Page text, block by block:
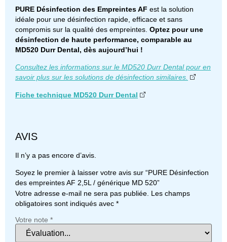
PURE Désinfection des Empreintes AF est la solution
idéale pour une désinfection rapide, efficace et sans
compromis sur la qualité des empreintes. Optez pour une
désinfection de haute performance, comparable au
MD520 Durr Dental, dès aujourd’hui !
Consultez les informations sur le MD520 Durr Dental pour en
savoir plus sur les solutions de désinfection similaires.
Fiche technique MD520 Durr Dental
AVIS
Il n’y a pas encore d’avis.
Soyez le premier à laisser votre avis sur “PURE Désinfection
des empreintes AF 2,5L / générique MD 520”
Votre adresse e-mail ne sera pas publiée. Les champs
obligatoires sont indiqués avec *
Votre note *